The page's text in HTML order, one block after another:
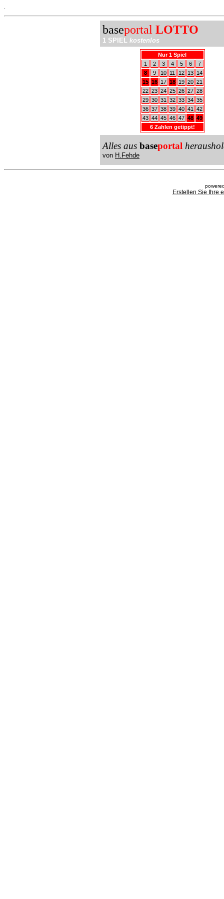
baseportal LOTTO
1 SPIEL kostenlos
Nur 1 Spiel
1
2 3 4 5 6
7
8
9 10 11 12 13
14
15 16 17 18 19 20 21
22 23 24 25 26 27 28
29 30 31 32 33 34 35
36 37 38 39 40 41
42
43 44 45 46 47 48 49
6 Zahlen getippt!
Alles aus baseportal
von H.Fehde
Erstellen Sie Ihre